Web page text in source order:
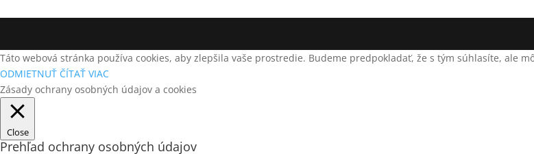
Táto webová stránka používa cookies, aby zlepšila vaše prostredie. Budeme predpokladať, že s tým súhlasíte, ale
ODMIETNUŤ ČÍTAŤ VIAC
Zásady ochrany osobných údajov a cookies
Close
Prehľad ochrany osobných údajov